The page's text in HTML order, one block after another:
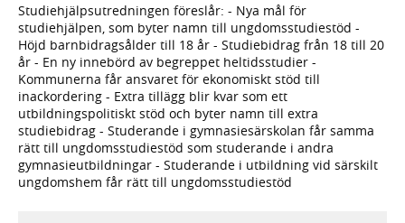
Studiehjälpsutredningen föreslår: - Nya mål för
studiehjälpen, som byter namn till ungdomsstudiestöd -
Höjd barnbidragsålder till 18 år - Studiebidrag från 18 till 20
år - En ny innebörd av begreppet heltidsstudier -
Kommunerna får ansvaret för ekonomiskt stöd till
inackordering - Extra tillägg blir kvar som ett
utbildningspolitiskt stöd och byter namn till extra
studiebidrag - Studerande i gymnasiesärskolan får samma
rätt till ungdomsstudiestöd som studerande i andra
gymnasieutbildningar - Studerande i utbildning vid särskilt
ungdomshem får rätt till ungdomsstudiestöd